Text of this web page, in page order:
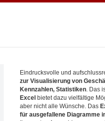
Eindrucksvolle und
zur Visualisierung von
Kennzahlen, Statistiken. Das
Excel bietet dazu vielfältige
aber nicht alle Wünsche. Das
für ausgefallene Diagramme